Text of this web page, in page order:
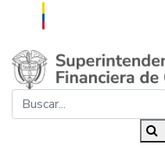
Saltar al contenido principal